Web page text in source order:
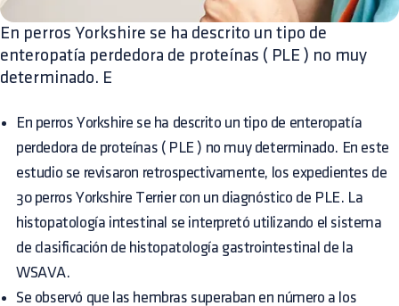
En perros Yorkshire se ha descrito un tipo de
enteropatía perdedora de proteínas ( PLE ) no muy
determinado. E
En perros Yorkshire se ha descrito un tipo de enteropatía
perdedora de proteínas ( PLE ) no muy determinado. En este
estudio se revisaron retrospectivamente, los expedientes de
30 perros Yorkshire Terrier con un diagnóstico de PLE. La
histopatología intestinal se interpretó utilizando el sistema
de clasificación de histopatología gastrointestinal de la
WSAVA.
Se observó que las hembras superaban en número a los